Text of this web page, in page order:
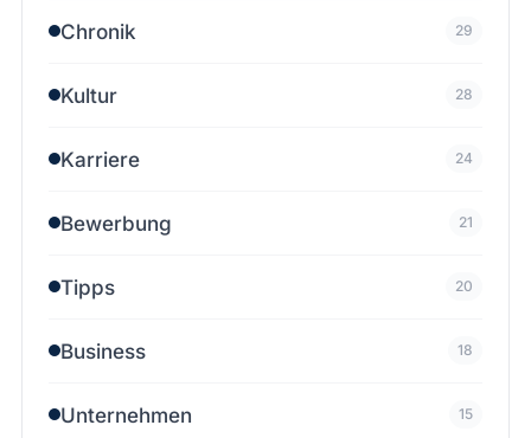
Chronik 29
Kultur 28
Karriere 24
Bewerbung 21
Tipps 20
Business 18
Unternehmen 15